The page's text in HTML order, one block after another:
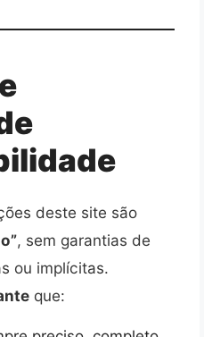
deste site são
, sem garantias de
ou implícitas.
que: